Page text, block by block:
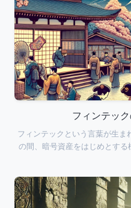
フィンテッ
フィンテックという言葉が生ま
の間、暗号資産をはじめとす